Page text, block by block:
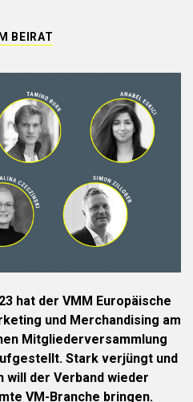
BEIRAT
hat der VMM Europäische
und Merchandising am
Mitgliederversammlung
Stark verjüngt und
will der Verband wieder
VM-Branche bringen.